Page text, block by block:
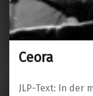
Ceora
JLP-Text: In der